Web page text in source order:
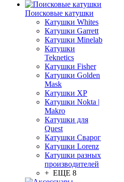
Поисковые катушки
Катушки Whites
Катушки Garrett
Катушки Minelab
Катушки
Teknetics
Катушки Fisher
Катушки Golden
Mask
Катушки XP
Катушки Nokta |
Makro
Катушки для
Quest
Катушки Сварог
Катушки Lorenz
Катушки разных
производителей
+ ЕЩЕ 8